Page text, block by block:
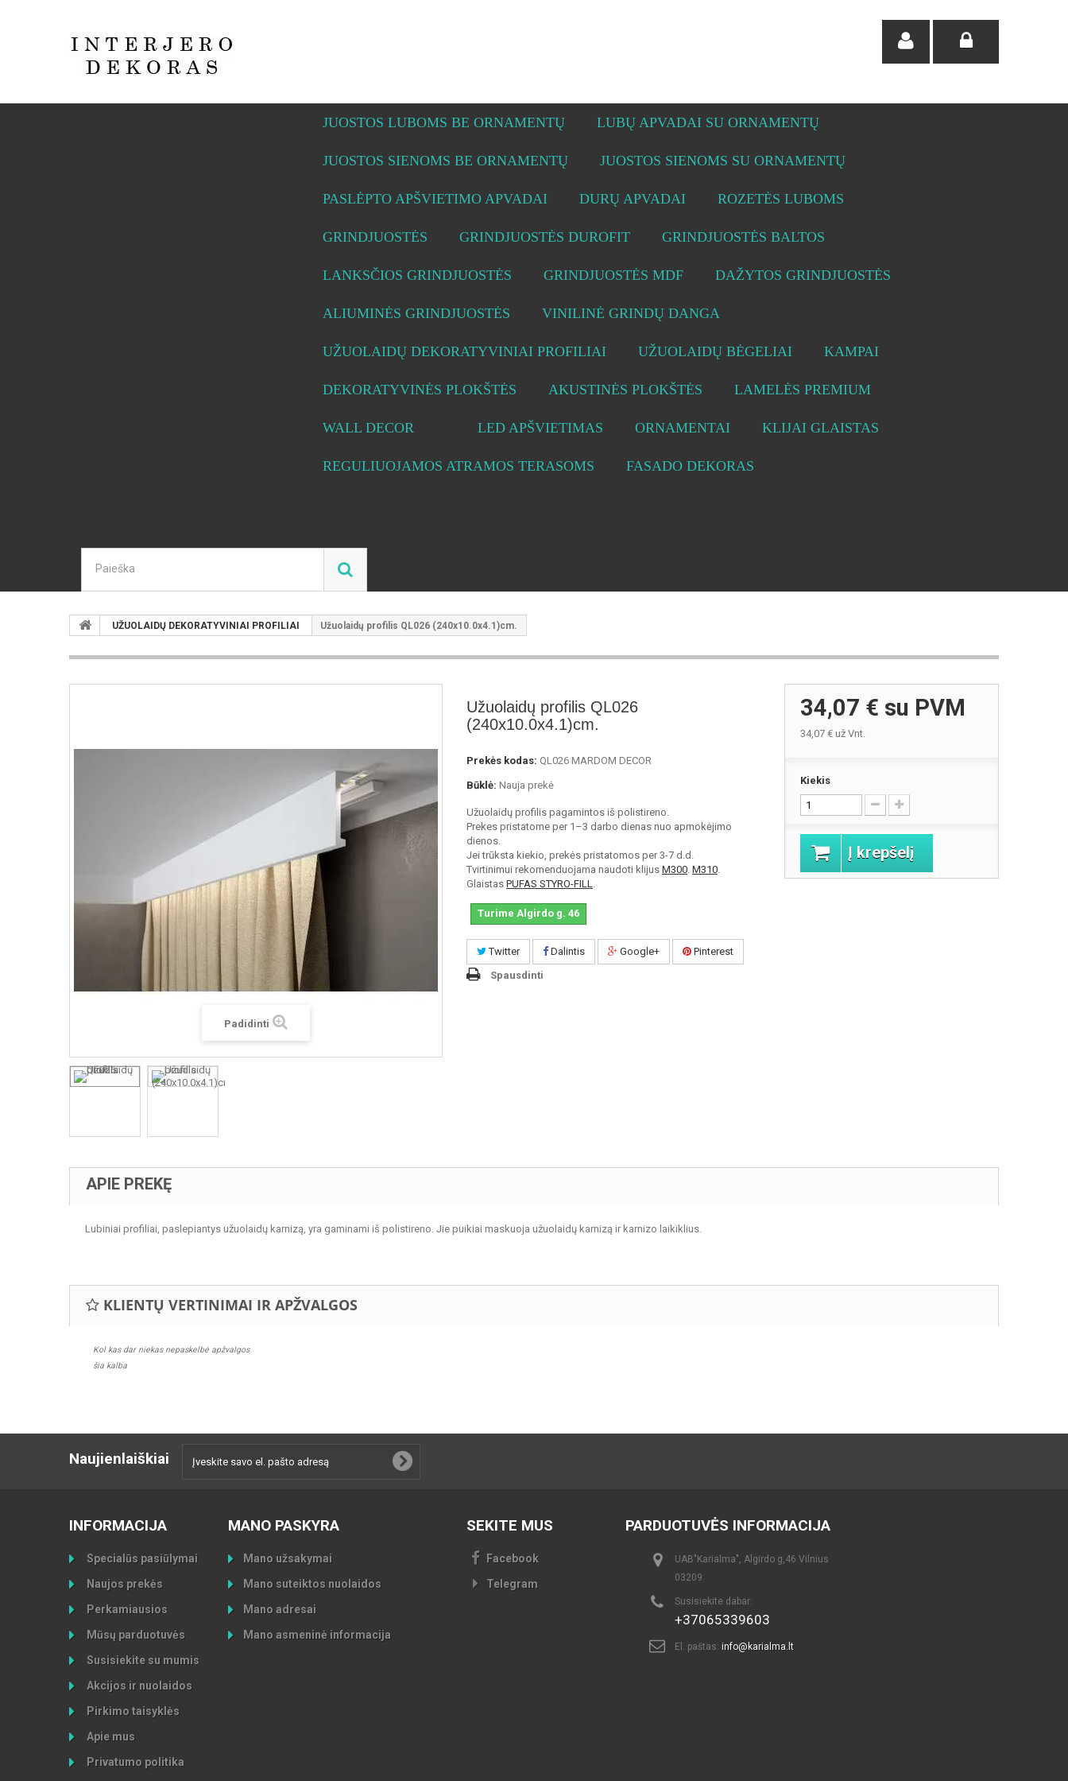
JUOSTOS LUBOMS BE ORNAMENTŲ LUBŲ APVADAI SU ORNAMENTŲ
JUOSTOS SIENOMS BE ORNAMENTŲ JUOSTOS SIENOMS SU ORNAMENTŲ
PASLĖPTO APŠVIETIMO APVADAI DURŲ APVADAI ROZETĖS LUBOMS
GRINDJUOSTĖS GRINDJUOSTĖS DUROFIT GRINDJUOSTĖS BALTOS
LANKSČIOS GRINDJUOSTĖS GRINDJUOSTĖS MDF DAŽYTOS GRINDJUOSTĖS
ALIUMINĖS GRINDJUOSTĖS VINILINĖ GRINDŲ DANGA
UŽUOLAIDŲ DEKORATYVINIAI PROFILIAI UŽUOLAIDŲ BĖGELIAI KAMPAI
DEKORATYVINĖS PLOKŠTĖS AKUSTINĖS PLOKŠTĖS LAMELĖS PREMIUM
WALL DECOR LED APŠVIETIMAS ORNAMENTAI KLIJAI GLAISTAS
REGULIUOJAMOS ATRAMOS TERASOMS FASADO DEKORAS
UŽUOLAIDŲ DEKORATYVINIAI PROFILIAI Užuolaidų profilis QL026 (240x10.0x4.1)cm.
Padidinti
Užuolaidų profilis QL026
(240x10.0x4.1)cm.
Prekės kodas: QL026 MARDOM DECOR
Būklė: Nauja prekė
Užuolaidų profilis pagamintos iš polistireno.
Prekes pristatome per 1–3 darbo dienas nuo apmokėjimo
dienos.
Jei trūksta kiekio, prekės pristatomos per 3-7 d.d.
Tvirtinimui rekomenduojama naudoti klijus M300. M310.
Glaistas PUFAS STYRO-FILL.
Turime Algirdo g. 46
Twitter Dalintis Google+
Pinterest
Spausdinti
34,07 € su PVM
34,07 €už Vnt.
Kiekis
Į krepšelį
APIE PREKĘ
Lubiniai profiliai, paslepiantys užuolaidų karnizą, yra gaminami iš polistireno. Jie puikiai maskuoja užuolaidų karnizą ir karnizo laikiklius.
KLIENTŲ VERTINIMAI IR APŽVALGOS
Kol kas dar niekas nepaskelbė apžvalgos
šia kalba
Naujienlaiškiai
INFORMACIJA
Specialūs pasiūlymai
Naujos prekės
Perkamiausios
Mūsų parduotuvės
Susisiekite su mumis
Akcijos ir nuolaidos
Pirkimo taisyklės
Apie mus
Privatumo politika
MANO PASKYRA
Mano užsakymai
Mano suteiktos nuolaidos
Mano adresai
Mano asmeninė informacija
SEKITE MUS
Facebook
Telegram
PARDUOTUVĖS INFORMACIJA
UAB"Karialma", Algirdo g,46 Vilnius
03209
Susisiekite dabar:
+37065339603
El. paštas: info@karialma.lt